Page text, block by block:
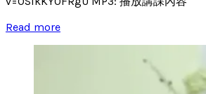
Read more